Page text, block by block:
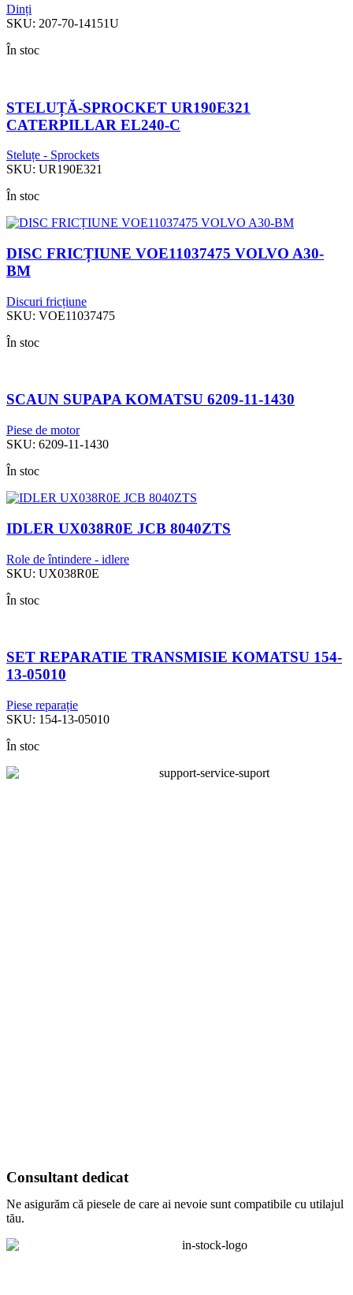
Dinți
SKU: 207-70-14151U
În stoc
STELUȚĂ-SPROCKET UR190E321
CATERPILLAR EL240-C
Steluțe - Sprockets
SKU: UR190E321
În stoc
DISC FRICȚIUNE VOE11037475 VOLVO A30-
BM
Discuri fricțiune
SKU: VOE11037475
În stoc
SCAUN SUPAPA KOMATSU 6209-11-1430
Piese de motor
SKU: 6209-11-1430
În stoc
IDLER UX038R0E JCB 8040ZTS
Role de întindere - idlere
SKU: UX038R0E
În stoc
SET REPARATIE TRANSMISIE KOMATSU 154-
13-05010
Piese reparație
SKU: 154-13-05010
În stoc
Consultant dedicat
Ne asigurăm că piesele de care ai nevoie sunt compatibile cu utilajul
tău.